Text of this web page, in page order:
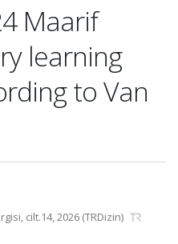
Maarif
learning
to Van
cilt.14, 2026 (TRDizin)